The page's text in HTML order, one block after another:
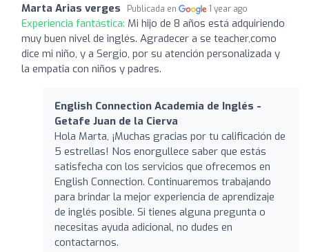
Marta Arias verges Publicada en 1 year ago
Experiencia fantástica: Mi hijo de 8 años está adquiriendo
muy buen nivel de inglés. Agradecer a se teacher,como
dice mi niño, y a Sergio, por su atención personalizada y
la empatia con niños y padres.
English Connection Academia de Inglés -
Getafe Juan de la Cierva
Hola Marta, ¡Muchas gracias por tu calificación de
5 estrellas! Nos enorgullece saber que estás
satisfecha con los servicios que ofrecemos en
English Connection. Continuaremos trabajando
para brindar la mejor experiencia de aprendizaje
de inglés posible. Si tienes alguna pregunta o
necesitas ayuda adicional, no dudes en
contactarnos.